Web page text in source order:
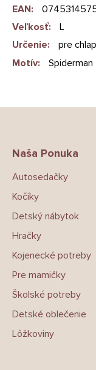
EAN:
Veľkosť:
L
Určenie:
pre
Motív: Spiderman
Naša Ponuka
Autosedačky
Kočíky
Detský nábytok
Hračky
Kojenecké potreby
Pre mamičky
Školské potreby
Detské oblečenie
Lôžkoviny